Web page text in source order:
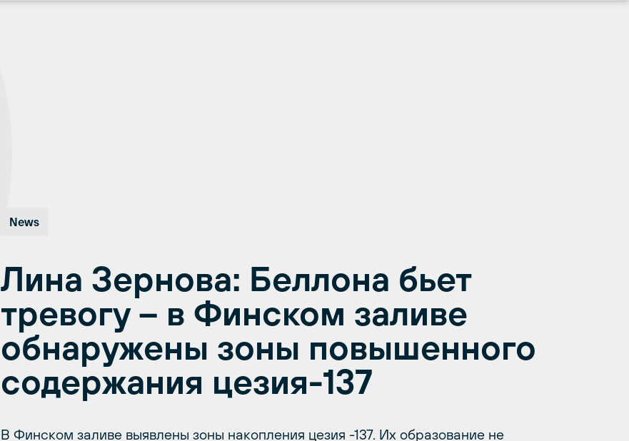
News
Лина Зернова: Беллона бьет
тревогу – в Финском заливе
обнаружены зоны повышенного
содержания цезия-137
В Финском заливе выявлены зоны накопления цезия -137. Их образование не